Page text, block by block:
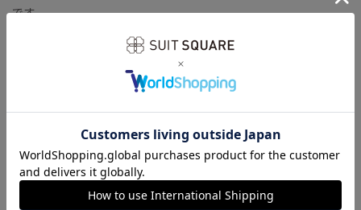
です。
【モデル】 MODERN CLASSIC MODEL（CH22）
コンパクトフォルムのジャケットに、シャープなテーパードパ
ンツをセットした人気のタイトフィットモデル。モダンなシル
エットながら、軽めの副資材で窮屈さを感じさせません。ラウ
ンドしたフロントカットやサイドベンツなど、クラシカルなデ
ィテールが特徴です。
「MODERN CLASSIC MODEL（モダンクラシック・モデ